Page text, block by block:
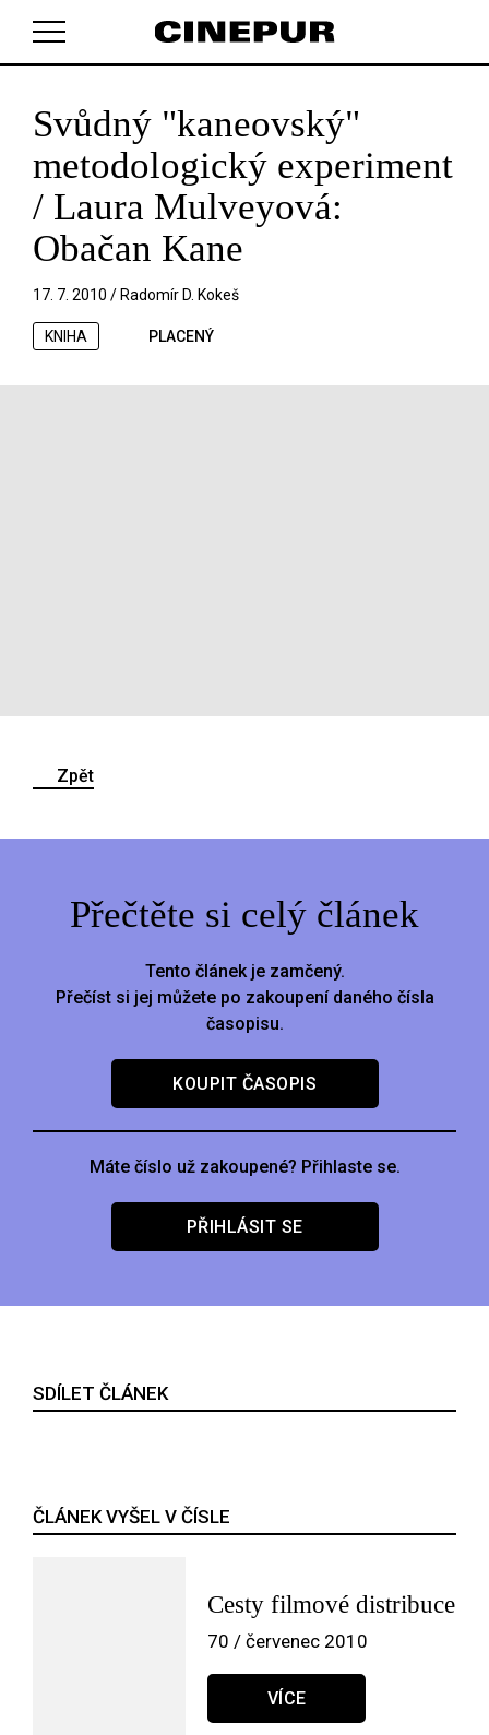
V košíku zatím nemáte žádné položky.
Svůdný "kaneovský"
metodologický experiment
/ Laura Mulveyová:
Obačan Kane
17. 7. 2010 / Radomír D. Kokeš
KNIHA PLACENÝ
Zpět
Přečtěte si celý článek
Tento článek je zamčený.
Přečíst si jej můžete po zakoupení daného čísla
časopisu.
KOUPIT ČASOPIS
Máte číslo už zakoupené? Přihlaste se.
PŘIHLÁSIT SE
SDÍLET ČLÁNEK
ČLÁNEK VYŠEL V ČÍSLE
Cesty filmové distribuce
70 / červenec 2010
VÍCE